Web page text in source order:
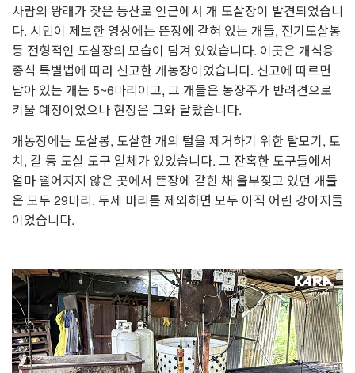
사람의 왕래가 잦은 등산로 인근에서 개 도살장이 발견되었습니
다. 시민이 제보한 영상에는 뜬장에 갇혀 있는 개들, 전기도살봉
등 전형적인 도살장의 모습이 담겨 있었습니다. 이곳은 개식용
종식 특별법에 따라 신고한 개농장이었습니다. 신고에 따르면
남아 있는 개는 5~6마리이고, 그 개들은 농장주가 반려견으로
키울 예정이었으나 현장은 그와 달랐습니다.
개농장에는 도살봉, 도살한 개의 털을 제거하기 위한 탈모기, 토
치, 칼 등 도살 도구 일체가 있었습니다. 그 잔혹한 도구들에서
얼마 떨어지지 않은 곳에서 뜬장에 갇힌 채 울부짖고 있던 개들
은 모두 29마리. 두세 마리를 제외하면 모두 아직 어린 강아지들
이었습니다.